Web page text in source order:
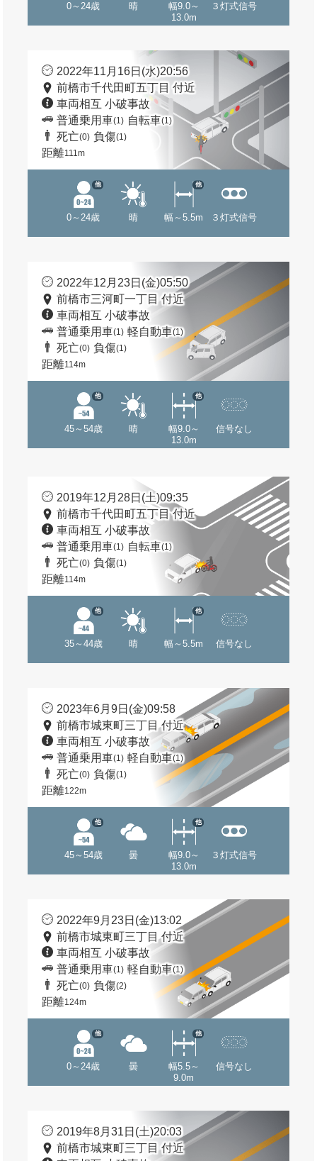
0～24歳 晴
幅9.0～
13.0m
３灯式信号
2022年11月16日(水)20:56
前橋市千代田町五丁目 付近
車両相互 小破事故
普通乗用車(1) 自転車(1)
死亡(0) 負傷(1)
距離111m
0～24歳
他
晴 幅～5.5m
他
３灯式信号
2022年12月23日(金)05:50
前橋市三河町一丁目 付近
車両相互 小破事故
普通乗用車(1) 軽自動車(1)
死亡(0) 負傷(1)
距離114m
45～54歳
他
晴
幅9.0～
13.0m
他
信号なし
2019年12月28日(土)09:35
前橋市千代田町五丁目 付近
車両相互 小破事故
普通乗用車(1) 自転車(1)
死亡(0) 負傷(1)
距離114m
35～44歳
他
晴 幅～5.5m
他
信号なし
2023年6月9日(金)09:58
前橋市城東町三丁目 付近
車両相互 小破事故
普通乗用車(1) 軽自動車(1)
死亡(0) 負傷(1)
距離122m
45～54歳
他
曇
幅9.0～
13.0m
他
３灯式信号
2022年9月23日(金)13:02
前橋市城東町三丁目 付近
車両相互 小破事故
普通乗用車(1) 軽自動車(1)
死亡(0) 負傷(2)
距離124m
0～24歳
他
曇
幅5.5～
9.0m
他
信号なし
2019年8月31日(土)20:03
前橋市城東町三丁目 付近